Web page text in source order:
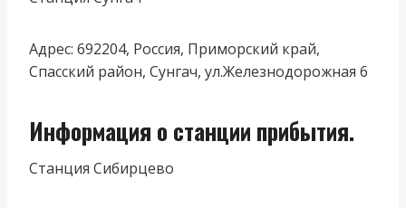
Адрес: 692204, Россия, Приморский край,
Спасский район, Сунгач, ул.Железнодорожная 6
Информация о станции прибытия.
Станция Сибирцево